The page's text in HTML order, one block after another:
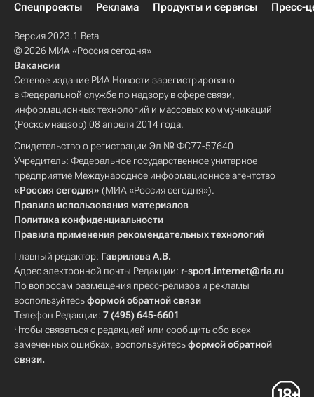
Спецпроекты
Реклама Продукты и сервисы Пресс-
Версия 2023.1 Beta
© 2026 МИА «Россия сегодня»
Вакансии
Сетевое издание РИА Новости зарегистрировано
в Федеральной службе по надзору в сфере связи,
информационных технологий и массовых коммуникаций
(Роскомнадзор) 08 апреля 2014 года.
Свидетельство о регистрации Эл № ФС77-57640
Учредитель: Федеральное государственное унитарное
предприятие Международное информационное агентство
«Россия сегодня» (МИА «Россия сегодня»).
Правила использования материалов
Политика конфиденциальности
Правила применения рекомендательных технологий
Главный редактор: Гаврилова А.В.
Адрес электронной почты Редакции: r-sport.internet@ria.ru
По вопросам размещения пресс-релизов и рекламы
воспользуйтесьформой обратной связи
Телефон Редакции: 7 (495) 645-6601
Чтобы связаться с редакцией или сообщить обо всех
замеченных ошибках, воспользуйтесьформой обратной
связи.